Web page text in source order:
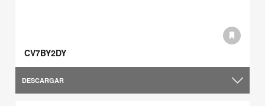
CV7BY2DY
DESCARGAR